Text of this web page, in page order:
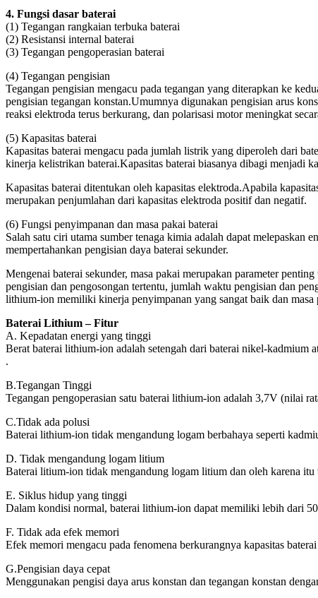
4. Fungsi dasar baterai
(1) Tegangan rangkaian terbuka baterai
(2) Resistansi internal baterai
(3) Tegangan pengoperasian baterai
(4) Tegangan pengisian
Tegangan pengisian mengacu pada tegangan yang diterapkan ke
pengisian tegangan konstan.Umumnya digunakan pengisian arus
reaksi elektroda terus berkurang, dan polarisasi motor meningkat
(5) Kapasitas baterai
Kapasitas baterai mengacu pada jumlah listrik yang diperoleh dari
kinerja kelistrikan baterai.Kapasitas baterai biasanya dibagi menjadi
Kapasitas baterai ditentukan oleh kapasitas elektroda.Apabila
merupakan penjumlahan dari kapasitas elektroda positif dan negatif.
(6) Fungsi penyimpanan dan masa pakai baterai
Salah satu ciri utama sumber tenaga kimia adalah dapat
mempertahankan pengisian daya baterai sekunder.
Mengenai baterai sekunder, masa pakai merupakan parameter
pengisian dan pengosongan tertentu, jumlah waktu pengisian dan
lithium-ion memiliki kinerja penyimpanan yang sangat baik dan masa
Baterai Lithium – Fitur
A. Kepadatan energi yang tinggi
Berat baterai lithium-ion adalah setengah dari baterai nikel-kadmium
.
B.Tegangan Tinggi
Tegangan pengoperasian satu baterai lithium-ion adalah 3,7V (nilai
C.Tidak ada polusi
Baterai lithium-ion tidak mengandung logam berbahaya seperti
D. Tidak mengandung logam litium
Baterai litium-ion tidak mengandung logam litium dan oleh karena
E. Siklus hidup yang tinggi
Dalam kondisi normal, baterai lithium-ion dapat memiliki lebih dari
F. Tidak ada efek memori
Efek memori mengacu pada fenomena berkurangnya kapasitas
G.Pengisian daya cepat
Menggunakan pengisi daya arus konstan dan tegangan konstan